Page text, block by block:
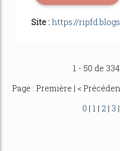
Site :https://
1 - 50 de
Page : Première | <
0 | 1 | 2 | 3 |